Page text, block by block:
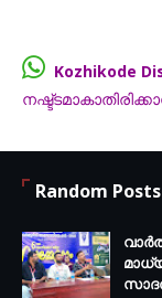
Kozhikode
Random Posts